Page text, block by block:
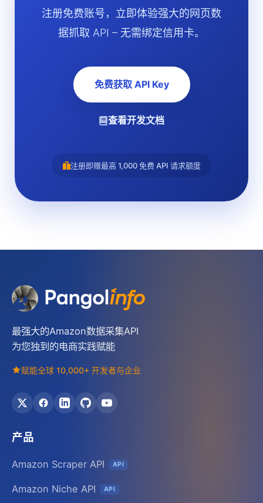
注册免费账号，立即体验强大的网页数
据抓取 API – 无需绑定信用卡。
免费获取 API Key
查看开发文档
注册即赠最高 1,000 免费 API 请求额度
最强大的Amazon数据采集API
为您独到的电商实践赋能
赋能全球 10,000+ 开发者与企业
产品
Amazon Scraper API API
Amazon Niche API API